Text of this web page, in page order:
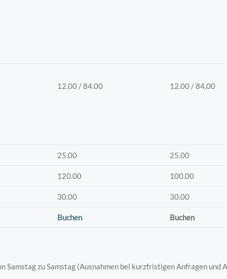
12.00 / 84.00 12.00 / 84.00
25.00 25.00
120.00 100.00
30.00 30.00
Buchen Buchen
Samstag zu Samstag (Ausnahmen bei kurzfristigen Anfragen und